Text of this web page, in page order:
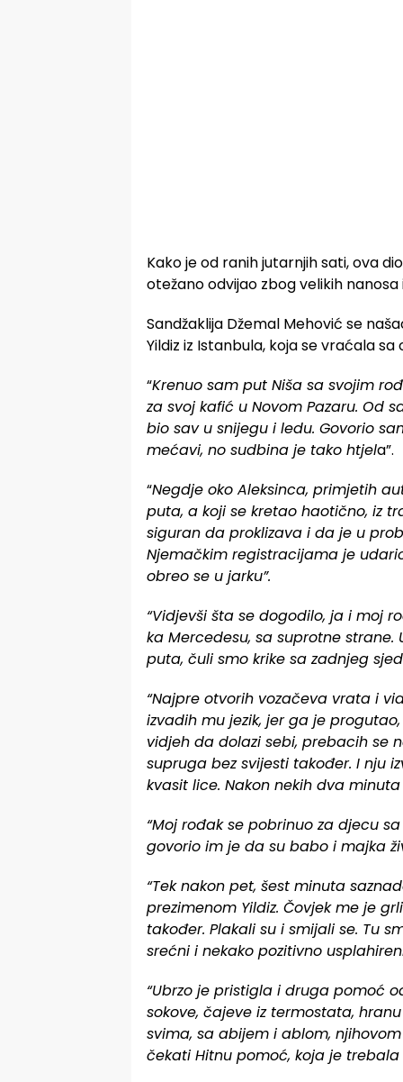
Kako je od ranih jutarnjih sati, ova
otežano odvijao zbog velikih
Sandžaklija Džemal Mehović se
Yildiz iz Istanbula, koja se vraćala sa
“Krenuo sam put Niša sa svojim
za svoj kafić u Novom Pazaru. Od
bio sav u snijegu i ledu. Govorio
mećavi, no sudbina je tako htjela”.
“Negdje oko Aleksinca, primjetih
puta, a koji se kretao haotično, iz
siguran da proklizava i da je u
Njemačkim registracijama je
obreo se u jarku”.
“Vidjevši šta se dogodilo, ja i moj
ka Mercedesu, sa suprotne
puta, čuli smo krike sa zadnjeg
“Najpre otvorih vozačeva vrata i
izvadih mu jezik, jer ga je
vidjeh da dolazi sebi, prebacih se
supruga bez svijesti također. I nju
kvasit lice. Nakon nekih dva
“Moj rođak se pobrinuo za djecu
govorio im je da su babo i majka
“Tek nakon pet, šest minuta
prezimenom Yildiz. Čovjek me je
također. Plakali su i smijali se. Tu
srećni i nekako pozitivno
“Ubrzo je pristigla i druga pomoć
sokove, čajeve iz termostata,
svima, sa abijem i ablom,
čekati Hitnu pomoć, koja je